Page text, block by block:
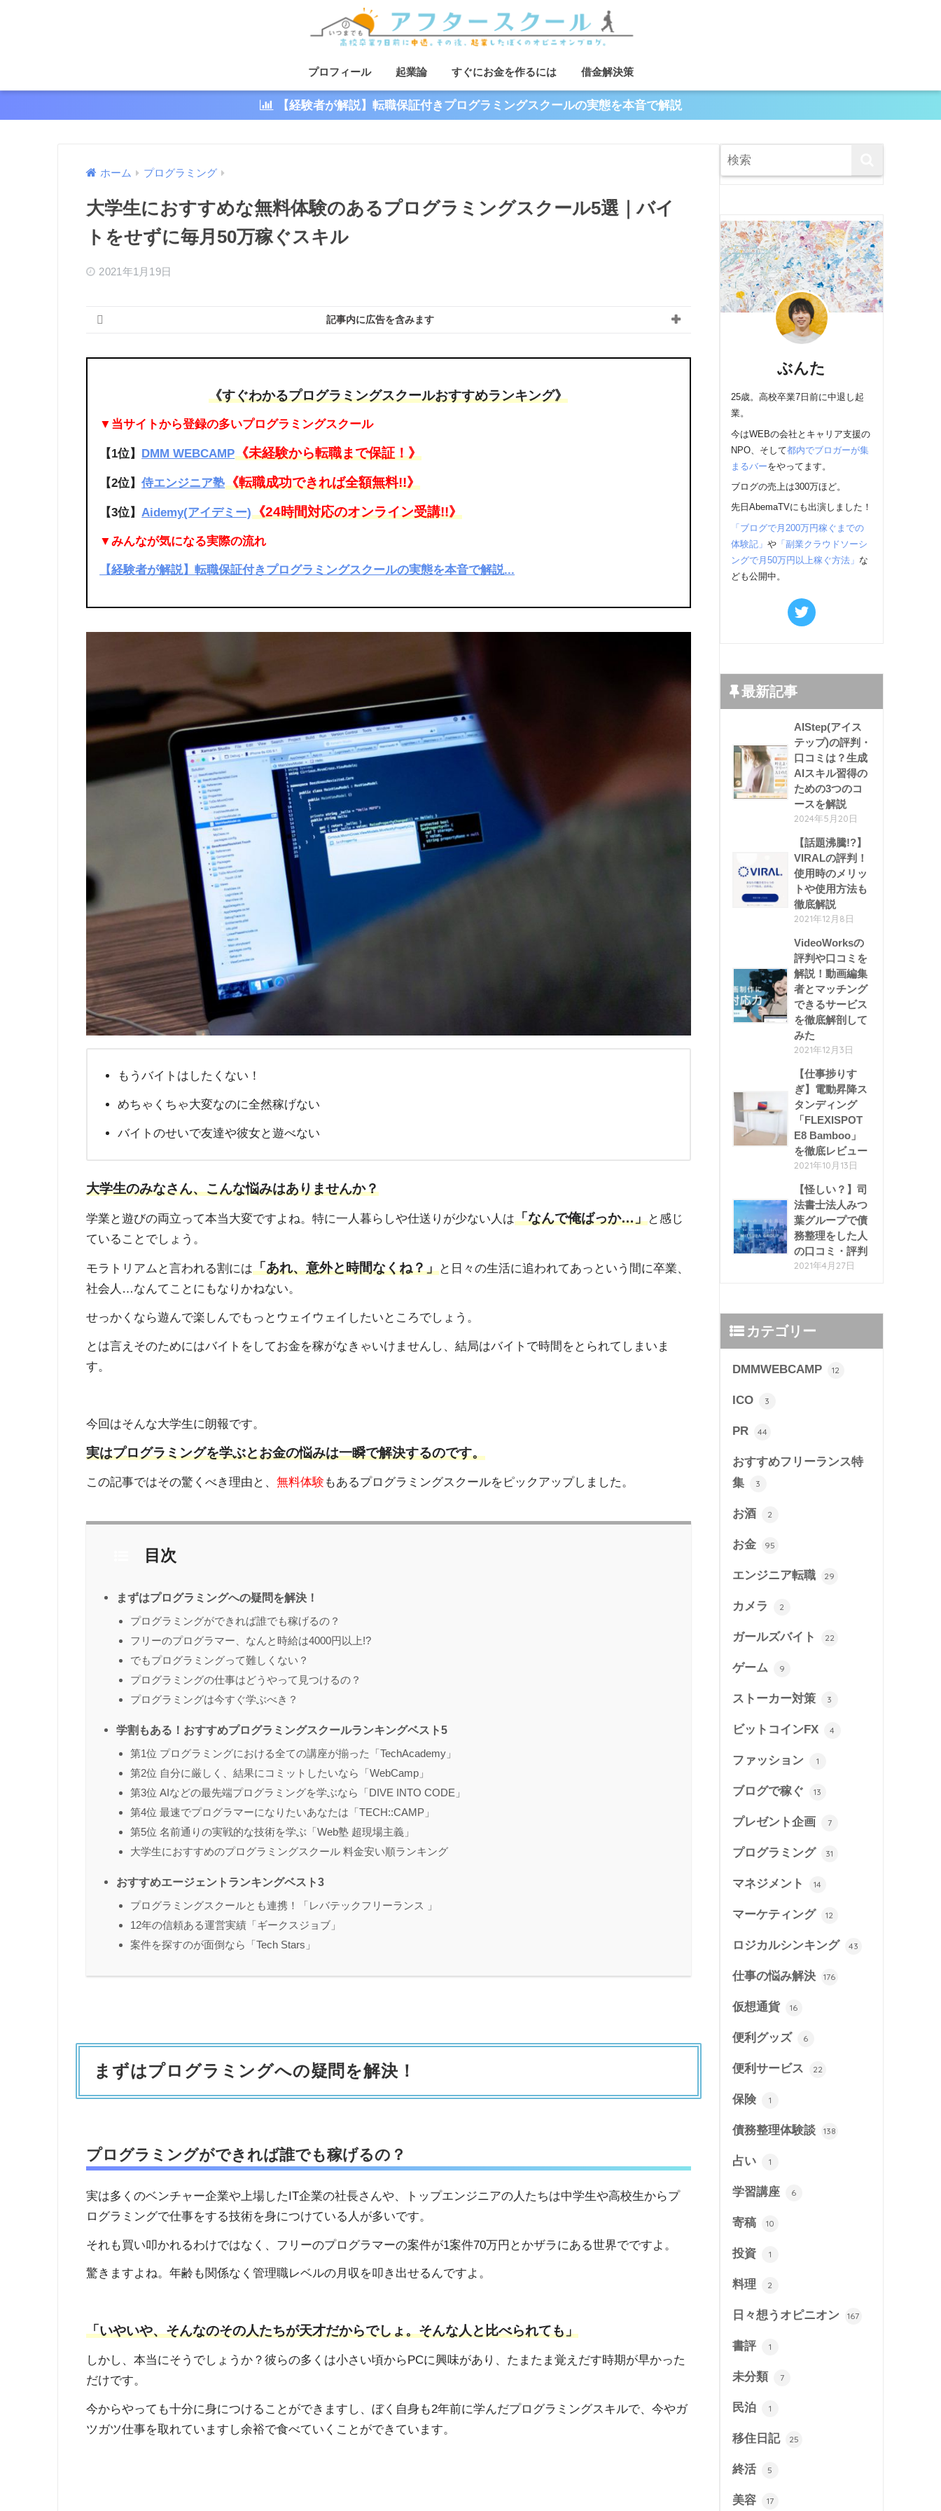
プロフィール 起業論 すぐにお金を作るには 借金解決策
【経験者が解説】転職保証付きプログラミングスクールの実態を本音で解説
ホーム プログラミング
大学生におすすめな無料体験のあるプログラミングスクール5選｜バイ
トをせずに毎月50万稼ぐスキル
2021年1月19日
記事内に広告を含みます
《すぐわかるプログラミングスクールおすすめランキング》
▼当サイトから登録の多いプログラミングスクール
【1位】 DMM WEBCAMP《未経験から転職まで保証！》
【2位】侍エンジニア塾《転職成功できれば全額無料!!》
【3位】Aidemy(アイデミー)《24時間対応のオンライン受講!!》
▼みんなが気になる実際の流れ
【経験者が解説】転職保証付きプログラミングスクールの実態を本音で解説...
もうバイトはしたくない！
めちゃくちゃ大変なのに全然稼げない
バイトのせいで友達や彼女と遊べない
大学生のみなさん、こんな悩みはありませんか？
学業と遊びの両立って本当大変ですよね。特に一人暮らしや仕送りが少ない人は「なんで俺ばっか…」と感じ
ていることでしょう。
モラトリアムと言われる割には「あれ、意外と時間なくね？」と日々の生活に追われてあっという間に卒業、
社会人 …なんてことにもなりかねない。
せっかくなら遊んで楽しんでもっとウェイウェイしたいところでしょう。
とは言えそのためにはバイトをしてお金を稼がなきゃいけませんし、結局はバイトで時間をとられてしまいま
す。
今回はそんな大学生に朗報です。
実はプログラミングを学ぶとお金の悩みは一瞬で解決するのです。
この記事ではその驚くべき理由と、 無料体験 もあるプログラミングスクールをピックアップしました。
目次
まずはプログラミングへの疑問を解決！
プログラミングができれば誰でも稼げるの？
フリーのプログラマー、なんと時給は4000円以上!?
でもプログラミングって難しくない？
プログラミングの仕事はどうやって見つけるの？
プログラミングは今すぐ学ぶべき？
学割もある！おすすめプログラミングスクールランキングベスト5
第1位 プログラミングにおける全ての講座が揃った「TechAcademy」
第2位 自分に厳しく、結果にコミットしたいなら「WebCamp」
第3位 AIなどの最先端プログラミングを学ぶなら「DIVE INTO CODE」
第4位 最速でプログラマーになりたいあなたは「TECH::CAMP」
第5位 名前通りの実戦的な技術を学ぶ「Web塾 超現場主義」
大学生におすすめのプログラミングスクール 料金安い順ランキング
おすすめエージェントランキングベスト3
プログラミングスクールとも連携！「レバテックフリーランス 」
12年の信頼ある運営実績「ギークスジョブ」
案件を探すのが面倒なら「Tech Stars」
まずはプログラミングへの疑問を解決！
プログラミングができれば誰でも稼げるの？
実は多くのベンチャー企業や上場したIT企業の社長さんや、トップエンジニアの人たちは中学生や高校生からプ
ログラミングで仕事をする技術を身につけている人が多いです。
それも買い叩かれるわけではなく、フリーのプログラマーの案件が1案件70万円とかザラにある世界でですよ。
驚きますよね。年齢も関係なく管理職レベルの月収を叩き出せるんですよ。
「いやいや、そんなのその人たちが天才だからでしょ。そんな人と比べられても」
しかし、本当にそうでしょうか？彼らの多くは小さい頃からPCに興味があり、たまたま覚えだす時期が早かった
だけです。
今からやっても十分に身につけることができますし、ぼく自身も2年前に学んだプログラミングスキルで、今やガ
ツガツ仕事を取れていますし余裕で食べていくことができています。
ぶんた
25歳。高校卒業7日前に中退し起
業。
今はWEBの会社とキャリア支援の
NPO、そして都内でブロガーが集
まるバーをやってます。
ブログの売上は300万ほど。
先日AbemaTVにも出演しました！
「ブログで月200万円稼ぐまでの
体験記」 や「副業クラウドソーシ
ングで月50万円以上稼ぐ方法」 な
ども公開中。
最新記事
AIStep(アイス
テップ)の評判・
口コミは？生成
AIスキル習得の
ための3つのコ
ースを解説
2024年5月20日
【話題沸騰!?】
VIRALの評判！
使用時のメリッ
トや使用方法も
徹底解説
2021年12月8日
VideoWorksの
評判や口コミを
解説！動画編集
者とマッチング
できるサービス
を徹底解剖して
みた
2021年12月3日
【仕事捗りす
ぎ】電動昇降ス
タンディング
「FLEXISPOT
E8 Bamboo」
を徹底レビュー
2021年10月13日
【怪しい？】司
法書士法人みつ
葉グループで債
務整理をした人
の口コミ・評判
2021年4月27日
カテゴリー
DMMWEBCAMP 12
ICO 3
PR 44
おすすめフリーランス特
集
3
お酒 2
お金 95
エンジニア転職 29
カメラ 2
ガールズバイト 22
ゲーム 9
ストーカー対策 3
ビットコインFX 4
ファッション 1
ブログで稼ぐ 13
プレゼント企画 7
プログラミング 31
マネジメント 14
マーケティング 12
ロジカルシンキング 43
仕事の悩み解決 176
仮想通貨 16
便利グッズ 6
便利サービス 22
保険 1
債務整理体験談 138
占い 1
学習講座 6
寄稿 10
投資 1
料理 2
日々想うオピニオン 167
書評 1
未分類 7
民泊 1
移住日記 25
終活 5
美容 17